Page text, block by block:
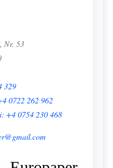
Nr. 53
329
0722 262 962
+4 0754 230 468